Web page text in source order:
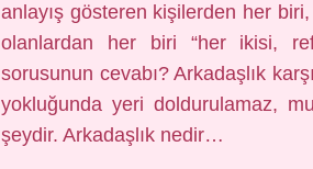
anlayış gösteren kişilerden her
olanlardan her biri “her ikisi,
sorusunun cevabı? Arkadaşlık
yokluğunda yeri doldurulamaz,
şeydir. Arkadaşlık nedir…